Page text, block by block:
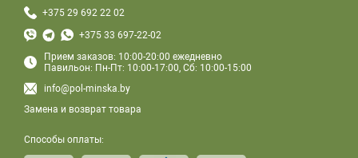
+375 29 692 22 02
+375 33 697-22-02
Прием заказов: 10:00-20:00 ежедневно
Павильон: Пн-Пт: 10:00-17:00, Сб: 10:00-15:00
info@pol-minska.by
Замена и возврат товара
Способы оплаты: